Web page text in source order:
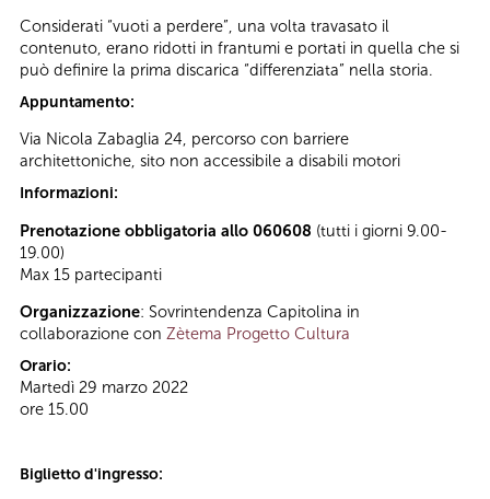
Considerati “vuoti a perdere”, una volta travasato il
contenuto, erano ridotti in frantumi e portati in quella che si
può definire la prima discarica “differenziata” nella storia.
Appuntamento:
Via Nicola Zabaglia 24, percorso con barriere
architettoniche, sito non accessibile a disabili motori
Informazioni:
Prenotazione obbligatoria allo 060608 (tutti i giorni 9.00-
19.00)
Max 15 partecipanti
Organizzazione: Sovrintendenza Capitolina in
collaborazione con Zètema Progetto Cultura
Orario:
Martedì 29 marzo 2022
ore 15.00
Biglietto d'ingresso: